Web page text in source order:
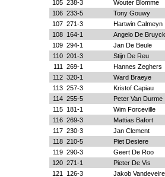
105 238-3
Wouter Blomme
106 233-5
Tony Gouwy
107 271-3
Hartwin Calmeyn
108 164-1
Angelo De
109 294-1
Jan De Beule
110 201-3
Stijn De Reu
111
269-1
Hannes Zeghers
112 320-1
Ward Braeye
113 257-3
Kristof Capiau
114 255-5
Peter Van Durme
115 181-1
Wim Forceville
116 269-3
Mattias Bafort
117 230-3
Jan Clement
118 210-5
Piet Desiere
119 290-3
Geert De Roo
120 271-1
Pieter De Vis
121
126-3
Jakob Vandeveire